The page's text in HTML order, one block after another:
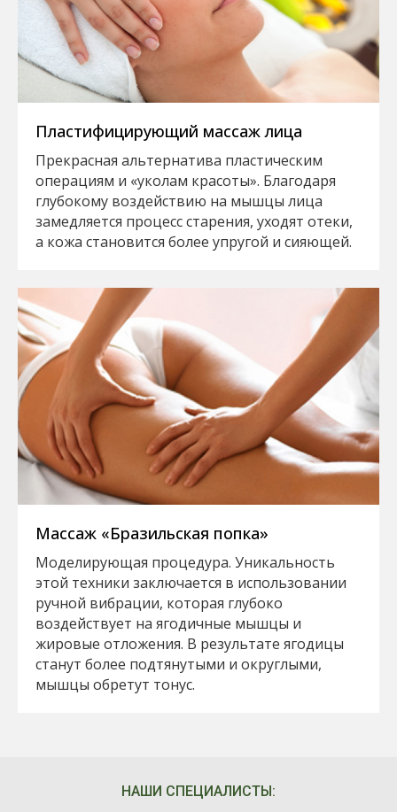
Пластифицирующий массаж лица
Прекрасная альтернатива пластическим
операциям и «уколам красоты». Благодаря
глубокому воздействию на мышцы лица
замедляется процесс старения, уходят отеки,
а кожа становится более упругой и сияющей.
Массаж «Бразильская попка»
Моделирующая процедура. Уникальность
этой техники заключается в использовании
ручной вибрации, которая глубоко
воздействует на ягодичные мышцы и
жировые отложения. В результате ягодицы
станут более подтянутыми и округлыми,
мышцы обретут тонус.
НАШИ СПЕЦИАЛИСТЫ: